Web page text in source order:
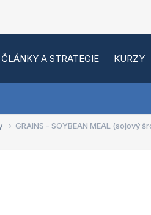
ČLÁNKY A STRATEGIE KURZY
GRAINS - SOYBEAN MEAL (sojový